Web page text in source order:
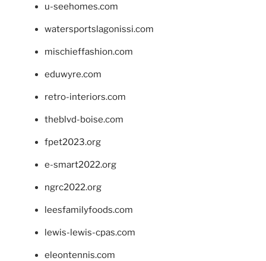
u-seehomes.com
watersportslagonissi.com
mischieffashion.com
eduwyre.com
retro-interiors.com
theblvd-boise.com
fpet2023.org
e-smart2022.org
ngrc2022.org
leesfamilyfoods.com
lewis-lewis-cpas.com
eleontennis.com